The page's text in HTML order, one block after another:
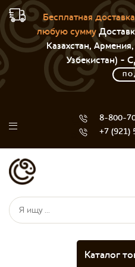
Бесплатная
любую сумму
Казахстан,
Узбекистан) -
8-800-
+7 (921)
Форма поиска
Поиск
Каталог